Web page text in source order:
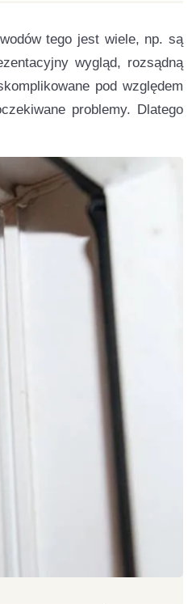
tego jest wiele, np. są
wygląd, rozsądną
pod względem
problemy. Dlatego